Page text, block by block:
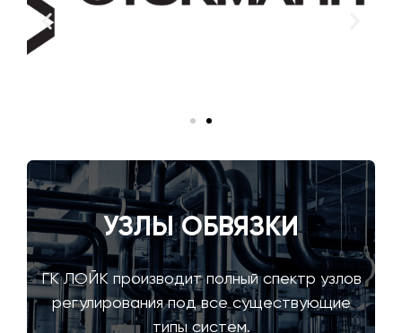
УЗЛЫ ОБВЯЗКИ
ГК ЛОЙК производит полный спектр узлов
регулирования под все существующие
типы систем.